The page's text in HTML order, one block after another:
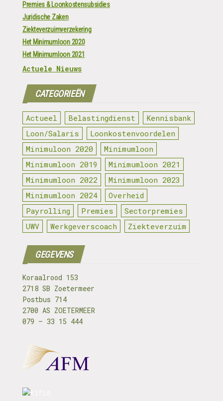
Premies & Loonkostensubsidies
Juridische Zaken
Ziekteverzuimverzekering
Het Minimumloon 2020
Het Minimumloon 2021
Actuele Nieuws
CATEGORIEËN
Actueel Belastingdienst
Kennisbank
Loon/Salaris
Loonkostenvoordelen
Minimuloon 2020
Minimumloon
Minimumloon 2019
Minimumloon 2021
Minimumloon 2022
Minimumloon 2023
Minimumloon 2024
Overheid
Payrolling
Premies
Sectorpremies
UWV
Werkgeverscoach Ziekteverzuim
GEGEVENS
Koraalrood 153
2718 SB Zoetermeer
Postbus 714
2700 AS ZOETERMEER
079 – 33 15 444